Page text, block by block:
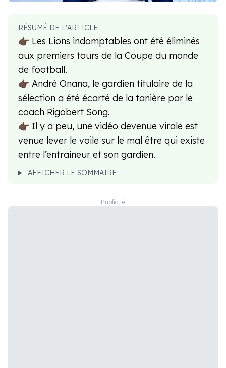
RÉSUMÉ DE L'ARTICLE
👉🏿 Les Lions indomptables ont été éliminés
aux premiers tours de la Coupe du monde
de football.
👉🏿 André Onana, le gardien titulaire de la
sélection a été écarté de la tanière par le
coach Rigobert Song.
👉🏿 Il y a peu, une vidéo devenue virale est
venue lever le voile sur le mal être qui existe
entre l’entraineur et son gardien.
AFFICHER LE SOMMAIRE